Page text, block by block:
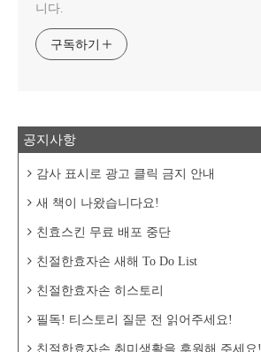
니다.
구독하기
공지사항
감사 표시로 광고 클릭 금지 안내
새 책이 나왔습니다요!
친효스킨 무료 배포 중단
친절한효자손 새해 To Do List
친절한효자손 히스토리
필독! 티스토리 질문 전 읽어주세요!
친절한효자손 취미생활을 후원해 주세요!